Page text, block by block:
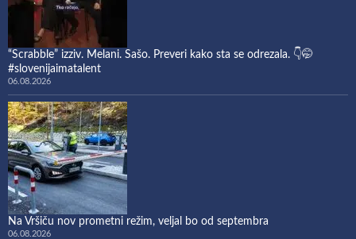
“Scrabble” izziv. Melani. Sašo. Preveri kako sta se odrezala. 👇🤭
#slovenijaimatalent
06.08.2026
Na Vršiču nov prometni režim, veljal bo od septembra
06.08.2026